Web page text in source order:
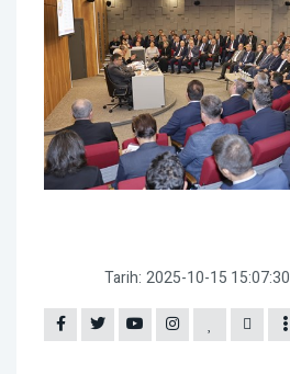
Tarih: 2025-10-15 15:07:30